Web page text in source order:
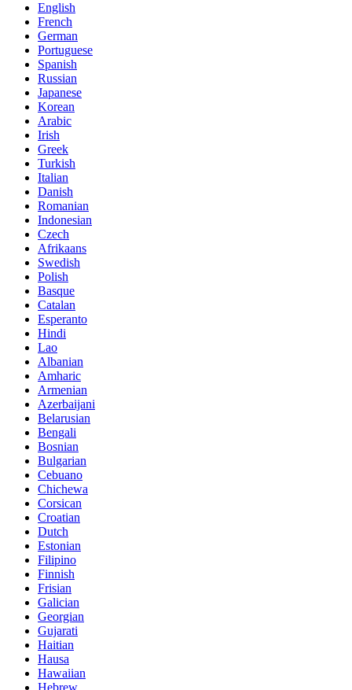
English
French
German
Portuguese
Spanish
Russian
Japanese
Korean
Arabic
Irish
Greek
Turkish
Italian
Danish
Romanian
Indonesian
Czech
Afrikaans
Swedish
Polish
Basque
Catalan
Esperanto
Hindi
Lao
Albanian
Amharic
Armenian
Azerbaijani
Belarusian
Bengali
Bosnian
Bulgarian
Cebuano
Chichewa
Corsican
Croatian
Dutch
Estonian
Filipino
Finnish
Frisian
Galician
Georgian
Gujarati
Haitian
Hausa
Hawaiian